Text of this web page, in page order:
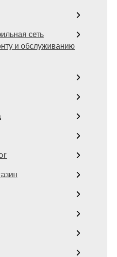
сеть
и обслуживанию